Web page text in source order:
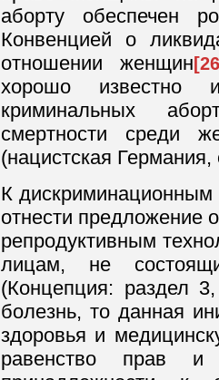
аборту обеспечен
Конвенцией о
отношении женщин
хорошо известно
криминальных
смертности среди
(нацистская
К
отнести предложение
репродуктивным
лицам, не
(Концепция: раздел
болезнь, то данная
здоровья и
равенство прав и